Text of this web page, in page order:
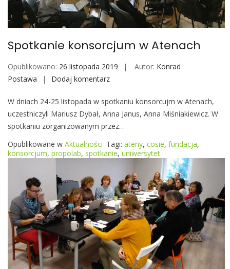
b
Spotkanie konsorcjum w Atenach
Opublikowano: 26 listopada 2019 Autor: Konrad
Postawa
Dodaj komentarz
o
t
k
a
n
e
k
o
n
s
o
r
c
W dniach 24-25 listopada w spotkaniu konsorcujm w Atenach,
uczestniczyli Mariusz Dybał, Anna Janus, Anna Miśniakiewicz. W
spotkaniu zorganizowanym przez…
Opublikowane w Aktualności Tagi: ateny, cosie, fundacja,
konsorcjum, propolab, spotkanie, uniwersytet